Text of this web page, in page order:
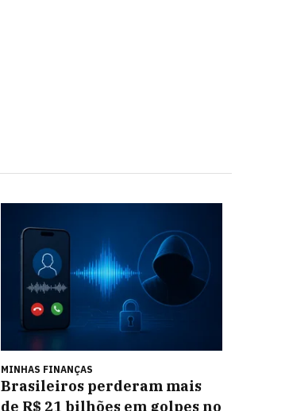
MINHAS FINANÇAS
Brasileiros perderam mais
de R$ 21 bilhões em golpes no